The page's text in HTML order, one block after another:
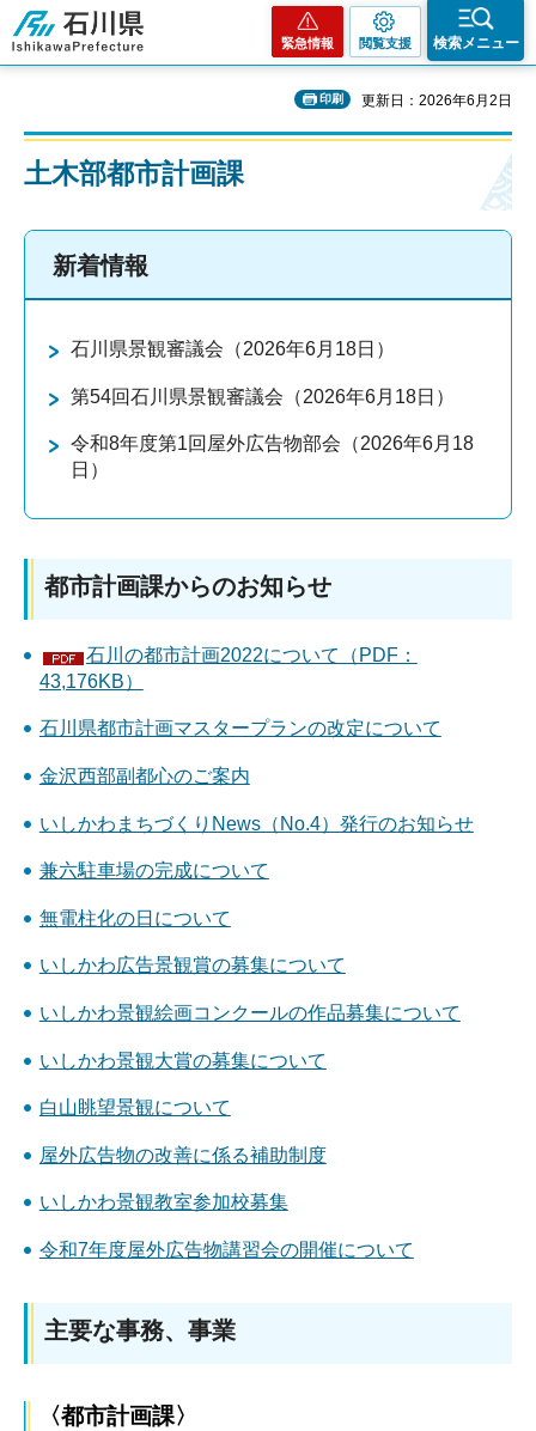
石川県
緊急情報 閲覧支援 検索メニュー
印刷 更新日：2026年6月2日
土木部都市計画課
新着情報
石川県景観審議会（2026年6月18日）
第54回石川県景観審議会（2026年6月18日）
令和8年度第1回屋外広告物部会（2026年6月18
日）
都市計画課からのお知らせ
石川の都市計画2022について（PDF：
43,176KB）
石川県都市計画マスタープランの改定について
金沢西部副都心のご案内
いしかわまちづくりNews（No.4）発行のお知らせ
兼六駐車場の完成について
無電柱化の日について
いしかわ広告景観賞の募集について
いしかわ景観絵画コンクールの作品募集について
いしかわ景観大賞の募集について
白山眺望景観について
屋外広告物の改善に係る補助制度
いしかわ景観教室参加校募集
令和7年度屋外広告物講習会の開催について
主要な事務、事業
〈都市計画課〉